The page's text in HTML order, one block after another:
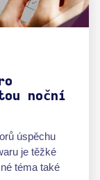
noční
úspěchu
je těžké
téma také